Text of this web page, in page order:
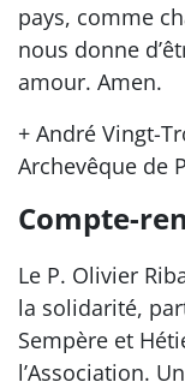
pays, comme
nous donne
amour. Amen.
+ André Vingt-
Archevêque de
Compte-
Le P. Olivier
la solidarité,
Sempère et
l’Association.